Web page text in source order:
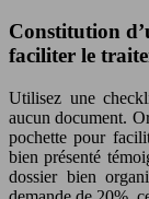
Constitution
faciliter le
Utilisez une
aucun document.
pochette pour
bien présenté
dossier bien